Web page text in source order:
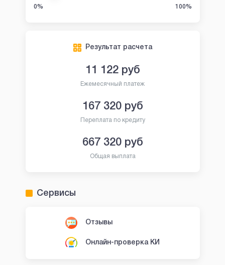
0% 100%
Результат расчета
11 122руб
Ежемесячный платеж
167 320руб
Переплата по кредиту
667 320руб
Общая выплата
Сервисы
Отзывы
Онлайн-проверка КИ